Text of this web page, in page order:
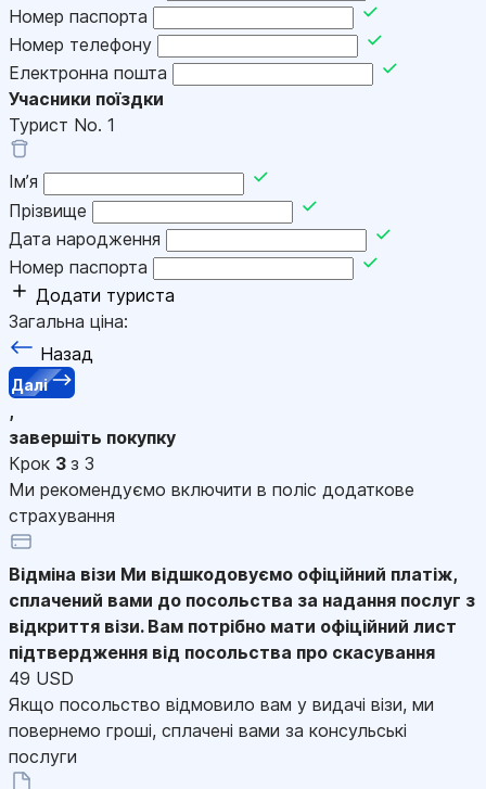
Номер паспорта
Номер телефону
Електронна пошта
Учасники поїздки
Турист No. 1
Імʼя
Прізвище
Дата народження
Номер паспорта
Додати туриста
Загальна ціна:
Назад
Далі
,
завершіть покупку
Крок 3 з 3
Ми рекомендуємо включити в поліс додаткове
страхування
Відміна візи Ми відшкодовуємо офіційний платіж,
сплачений вами до посольства за надання послуг з
відкриття візи. Вам потрібно мати офіційний лист
підтвердження від посольства про скасування
49 USD
Якщо посольство відмовило вам у видачі візи, ми
повернемо гроші, сплачені вами за консульські
послуги